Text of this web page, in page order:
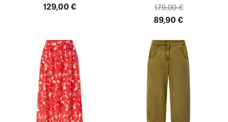
129,00 € 179,00 €
89,90 €